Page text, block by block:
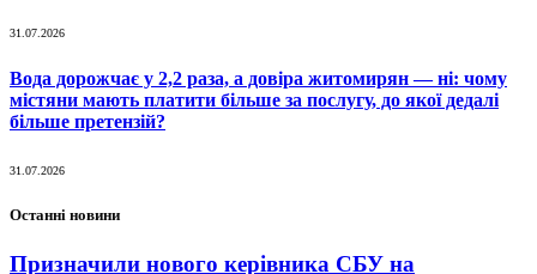
31.07.2026
Вода дорожчає у 2,2 раза, а довіра житомирян — ні: чому
містяни мають платити більше за послугу, до якої дедалі
більше претензій?
31.07.2026
Останні новини
Призначили нового керівника СБУ на